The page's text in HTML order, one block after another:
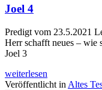
Joel 4
Predigt vom 23.5.2021
Herr schafft neues – wie
Joel 3
weiterlesen
Veröffentlicht in Altes